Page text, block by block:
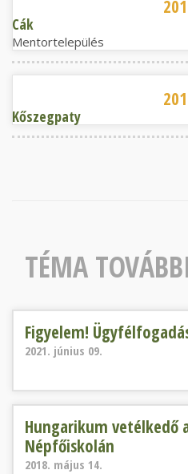
Cák
Mentortelepülés
Kőszegpaty
TÉMA
Figyelem! Ügyfélfogadás
Figyelem!
2021. június 09.
Hungarikum vetélkedő
Népfőiskolán
2018. május 14.